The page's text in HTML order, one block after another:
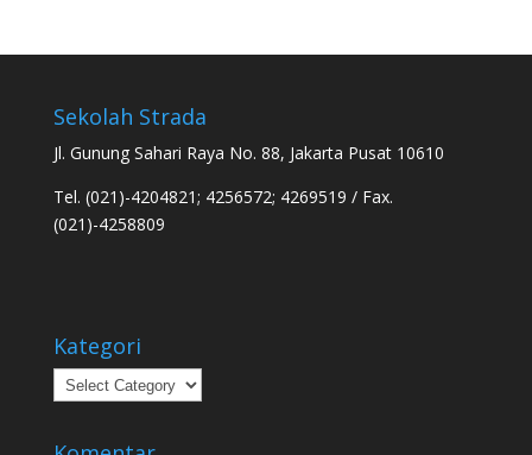
Sekolah Strada
Jl. Gunung Sahari Raya No. 88, Jakarta Pusat 10610
Tel. (021)-4204821; 4256572; 4269519 / Fax.
(021)-4258809
Kategori
Kategori